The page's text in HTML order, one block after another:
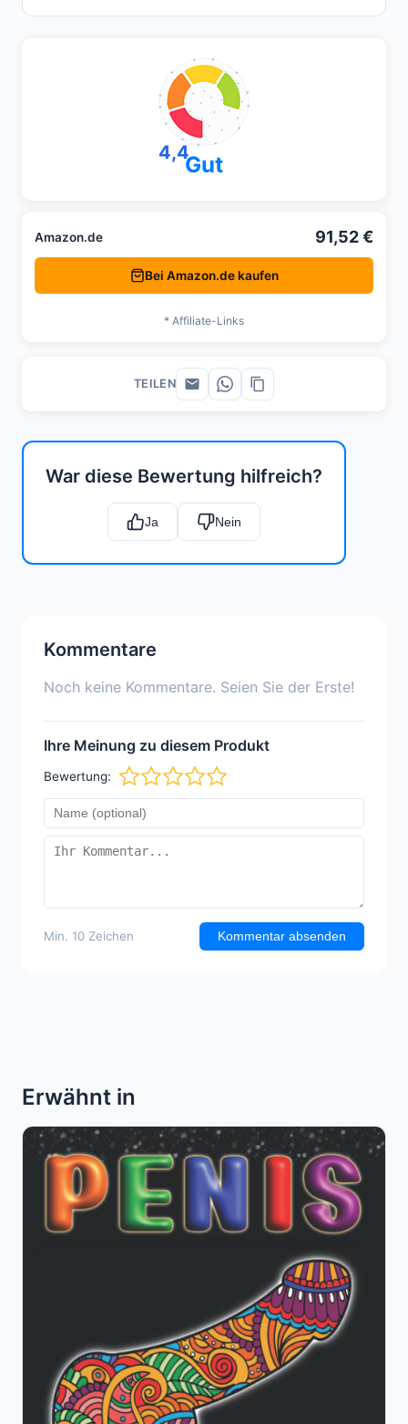
War diese Bewertung hilfreich?
Ja Nein
Kommentare
Noch keine Kommentare. Seien Sie der Erste!
Ihre Meinung zu diesem Produkt
Bewertung:
Min. 10 Zeichen Kommentar absenden
4,4Gut
Amazon.de 91,52 €
Bei Amazon.de kaufen
* Affiliate-Links
TEILEN
Erwähnt in